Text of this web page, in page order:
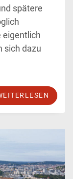
spätere
eigentlich
sich dazu